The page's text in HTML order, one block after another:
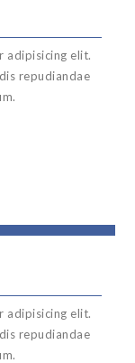
adipisicing elit.
repudiandae
adipisicing elit.
repudiandae